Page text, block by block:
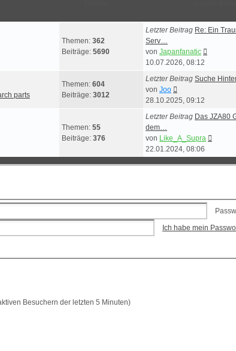
Themen: 362
Beiträge: 5690
Letzter Beitrag Re: Ein
Serv…
von Japanfanatic
10.07.2026, 08:12
parts
Themen: 604
Beiträge: 3012
Letzter Beitrag Suche
von Joo
Beitrag
28.10.2025, 09:12
Themen: 55
Beiträge: 376
Letzter Beitrag Das JZA80
dem…
von Like_A_Supra
22.01.2024, 08:06
Ich habe mein
Besuchern der letzten 5 Minuten)